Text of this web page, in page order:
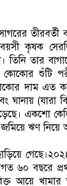
কৃষক
তিনি তার
কোকোর শুঁটি
দাম এত কম
(যারা
একশো
ঋণ
গেছে।২০২৪
৬০ বছরে
আয়ে